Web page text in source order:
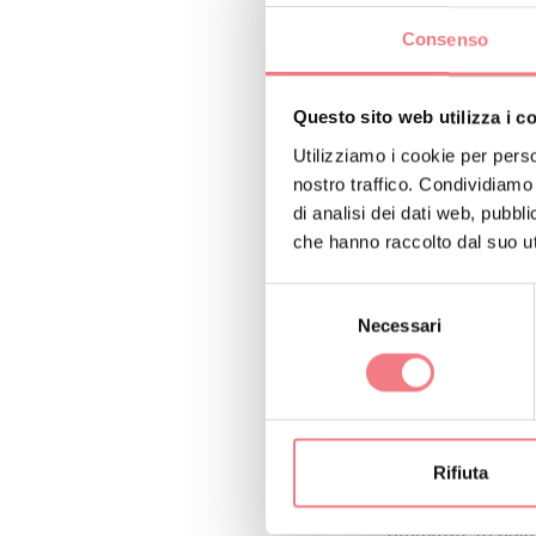
Consenso
Questo sito web utilizza i
Utilizziamo i cookie per
nostro traffico.
di analisi dei dati web,
che hanno raccolto dal suo
Necessari
Rifiuta
richiamando
tuttavia non
Prosegui il tuo
tesori d’arte un
il Bimbo tra san
d’Alessandria e
Con la visita alla
Panciera Besarel
un’immagine
Morte.